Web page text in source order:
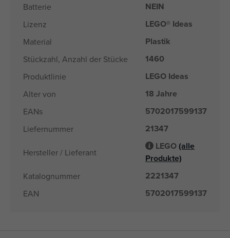
Batterie NEIN
Lizenz LEGO® Ideas
Material Plastik
Stückzahl, Anzahl der Stücke 1460
Produktlinie LEGO Ideas
Alter von 18 Jahre
EANs 5702017599137
Liefernummer 21347
Hersteller / Lieferant
LEGO(alle
Produkte)
Katalognummer 2221347
EAN 5702017599137